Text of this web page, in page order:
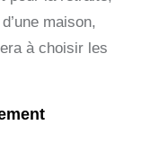
maison,
à choisir les